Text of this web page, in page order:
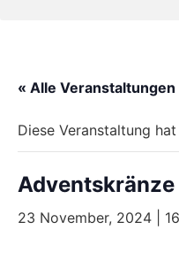
« Alle Veranstaltungen
Diese Veranstaltung
23 November, 2024 |